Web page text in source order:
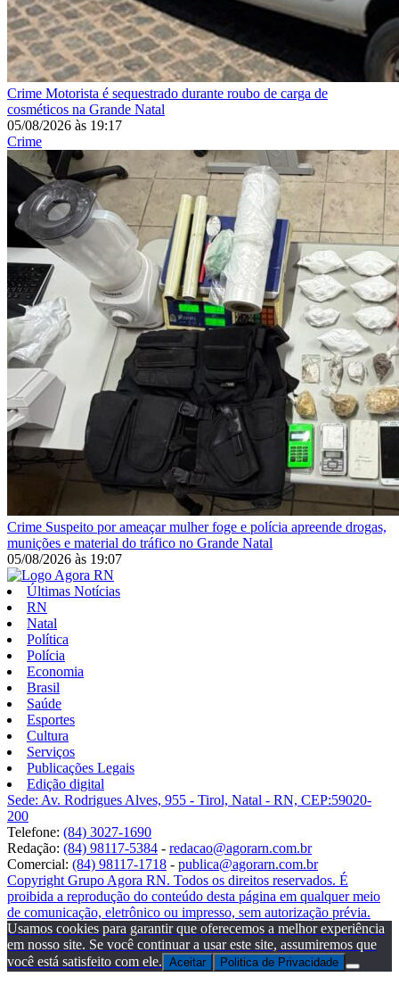
Crime Motorista é sequestrado durante roubo de carga de
cosméticos na Grande Natal
05/08/2026 às 19:17
Crime
Crime Suspeito por ameaçar mulher foge e polícia apreende drogas,
munições e material do tráfico no Grande Natal
05/08/2026 às 19:07
Últimas Notícias
RN
Natal
Política
Polícia
Economia
Brasil
Saúde
Esportes
Cultura
Serviços
Publicações Legais
Edição digital
Sede: Av. Rodrigues Alves, 955 - Tirol, Natal - RN, CEP:59020-
200
Telefone: (84) 3027-1690
Redação: (84) 98117-5384 - redacao@agorarn.com.br
Comercial: (84) 98117-1718 - publica@agorarn.com.br
Copyright Grupo Agora RN. Todos os direitos reservados. É
proibida a reprodução do conteúdo desta página em qualquer meio
de comunicação, eletrônico ou impresso, sem autorização prévia.
Usamos cookies para garantir que oferecemos a melhor experiência
em nosso site. Se você continuar a usar este site, assumiremos que
você está satisfeito com ele. Aceitar Politica de Privacidade